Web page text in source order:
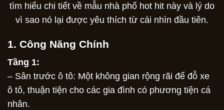
tìm hiểu chi tiết về mẫu nhà phố hot hit này và lý do
vì sao nó lại được yêu thích từ cái nhìn đầu tiên.
1. Công Năng Chính
Tầng 1:
– Sân trước ô tô: Một không gian rộng rãi để đỗ xe
ô tô, thuận tiện cho các gia đình có phương tiện cá
nhân.